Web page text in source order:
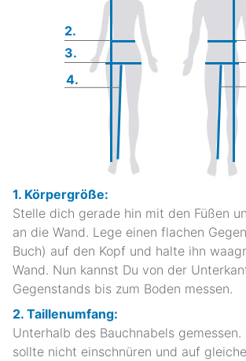
2.
3.
4.
1. Körpergröße:
Stelle dich gerade hin mit den Füßen
an die Wand. Lege einen flachen
Buch) auf den Kopf und halte ihn
Wand. Nun kannst Du von der
Gegenstands bis zum Boden messen.
2. Taillenumfang:
Unterhalb des Bauchnabels gemessen.
sollte nicht einschnüren und auf